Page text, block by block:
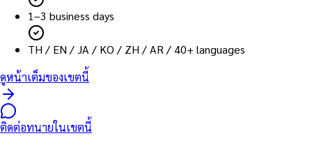
1–3 business days
TH / EN / JA / KO / ZH / AR / 40+ languages
ดูหน้าเต็มของเขตนี้
ติดต่อทนายในเขตนี้